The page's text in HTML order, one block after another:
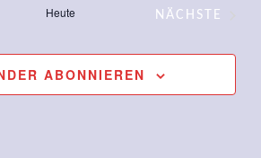
und
Heute
NÄCHSTE
ABONNIEREN